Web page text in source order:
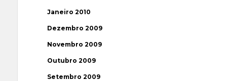
Janeiro 2010
Dezembro 2009
Novembro 2009
Outubro 2009
Setembro 2009